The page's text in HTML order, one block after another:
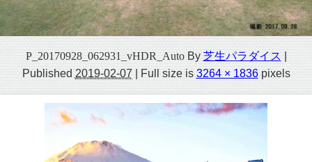
P_20170928_062931_vHDR_Auto By 芝生パラダイス
Published 2019-02-07 |Full size is3264 × 1836pixels